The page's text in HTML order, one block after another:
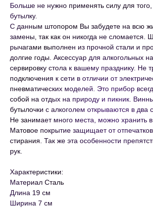
Больше не нужно применять силу для того,
бутылку.
С данным штопором Вы забудете на всю
замены, так как он никогда не сломается.
рычагами выполнен из прочной стали и
долгие годы. Аксессуар для алкогольных
сервировку стола к вашему празднику. Не
подключения к сети в отличии от
пневматических моделей. Это прибор
собой на отдых на природу и пикник.
бутылочки с алкоголем открываются в два
Не занимает много места, можно хранить
Матовое покрытие защищает от
стирания. Так же эта особенности
рук.
Характеристики:
Материал Сталь
Длина 19 см
Ширина 7 см